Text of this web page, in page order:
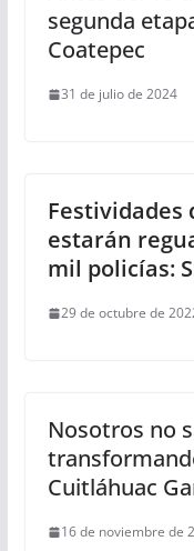
segunda
Coatepec
31 de julio de 2024
Festividades
estarán
mil policías:
29 de octubre de
Nosotros no
Cuitláhuac
16 de noviembre de